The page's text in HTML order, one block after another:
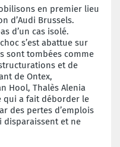
en premier lieu
d’Audi Brussels.
d’un cas isolé.
s’est abattue sur
sont tombées comme
et de
de Ontex,
Hool, Thalès Alenia
qui a fait déborder le
des pertes d’emplois
disparaissent et ne